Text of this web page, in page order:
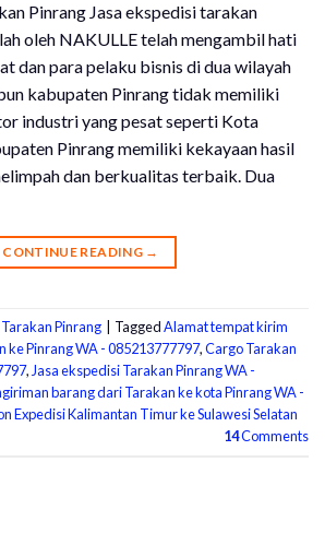
Pinrang Jasa ekspedisi tarakan
oleh NAKULLE telah mengambil hati
dan para pelaku bisnis di dua wilayah
kabupaten Pinrang tidak memiliki
industri yang pesat seperti Kota
Pinrang memiliki kekayaan hasil
dan berkualitas terbaik. Dua
CONTINUE READING →
Pinrang TaggedAlamat tempat kirim
ke Pinrang WA - 085213777797,Cargo Tarakan
, Jasa ekspedisi Tarakan Pinrang WA -
barang dari Tarakan ke kota Pinrang WA -
Expedisi Kalimantan Timur ke Sulawesi Selatan
14Comments